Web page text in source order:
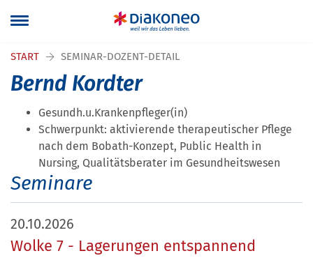
START SEMINAR-DOZENT-DETAIL
Bernd Kordter
Gesundh.u.Krankenpfleger(in)
Schwerpunkt: aktivierende therapeutischer Pflege
nach dem Bobath-Konzept, Public Health in
Nursing, Qualitätsberater im Gesundheitswesen
Seminare
20.10.2026
Wolke 7 - Lagerungen entspannend